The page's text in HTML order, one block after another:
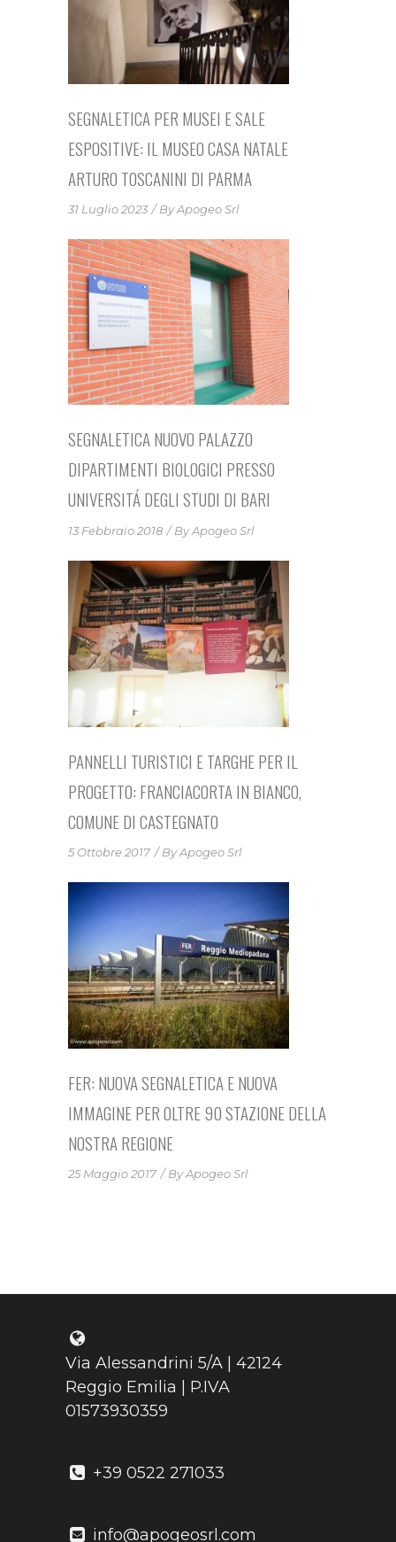
SEGNALETICA PER MUSEI E SALE
ESPOSITIVE: IL MUSEO CASA NATALE
ARTURO TOSCANINI DI PARMA
31 Luglio 2023 ByApogeo Srl
SEGNALETICA NUOVO PALAZZO
DIPARTIMENTI BIOLOGICI PRESSO
UNIVERSITÁ DEGLI STUDI DI BARI
13 Febbraio 2018 ByApogeo Srl
PANNELLI TURISTICI E TARGHE PER IL
PROGETTO: FRANCIACORTA IN BIANCO,
COMUNE DI CASTEGNATO
5 Ottobre 2017 ByApogeo Srl
FER: NUOVA SEGNALETICA E NUOVA
IMMAGINE PER OLTRE 90 STAZIONE DELLA
NOSTRA REGIONE
25 Maggio 2017 ByApogeo Srl
Via Alessandrini 5/A | 42124
Reggio Emilia | P.IVA
01573930359
+39 0522 271033
info@apogeosrl.com